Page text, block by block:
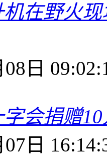
在野火
日
会捐赠
日